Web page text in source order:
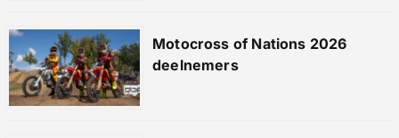
Motocross of Nations 2026
deelnemers